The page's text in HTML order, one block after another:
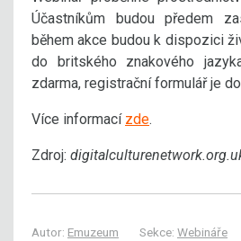
Účastníkům budou předem
během akce budou k dispozici
do britského znakového
zdarma, registrační formulář je
Více informací zde.
Zdroj:
Autor: Emuzeum Sekce: Webináře